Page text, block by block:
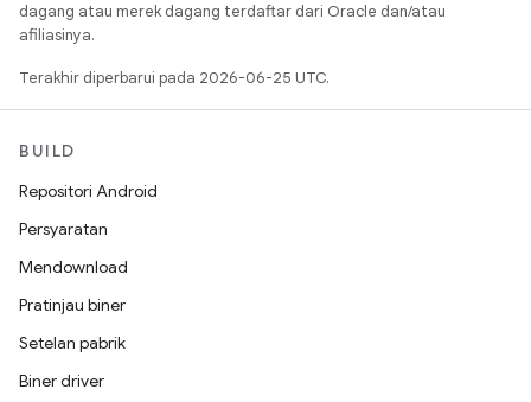
dagang atau merek dagang terdaftar dari Oracle dan/atau
afiliasinya.
Terakhir diperbarui pada 2026-06-25 UTC.
BUILD
Repositori Android
Persyaratan
Mendownload
Pratinjau biner
Setelan pabrik
Biner driver